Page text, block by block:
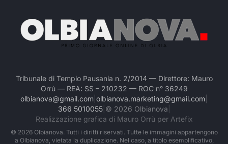
Tribunale di Tempio Pausania n. 2/2014 — Direttore: Mauro
Orrù — REA: SS – 210232 — ROC n° 36249
olbianova@gmail.com olbianova.marketing@gmail.com
366 5010055| © 2026 Olbianova
Realizzazione grafica di Mauro Orrù per Artefix
© 2026Olbianova. Tutti i diritti riservati. Tutte le immagini appartengono
a Olbianova, vietata la duplicazione. Nel caso, a titolo esemplificativo,